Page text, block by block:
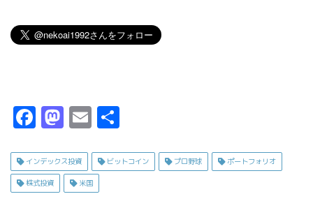
F
c
e
M
s
t
E
ai
l
インデックス投資 ビットコイン プロ野球 ポートフォリオ
株式投資 米国